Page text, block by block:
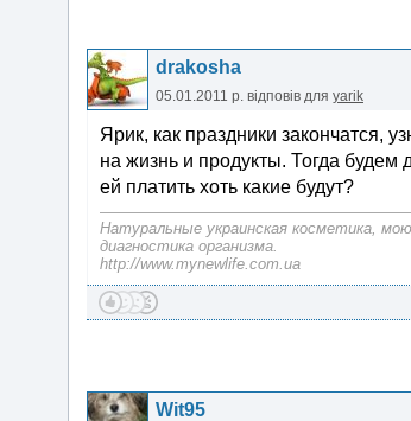
drakosha
05.01.2011 р. відповів для yarik
Ярик, как праздники закончатся,
на жизнь и продукты. Тогда
ей платить хоть какие будут?
Натуральные украинская косметика,
диагностика организма.
http://www.mynewlife.com.ua
Wit95